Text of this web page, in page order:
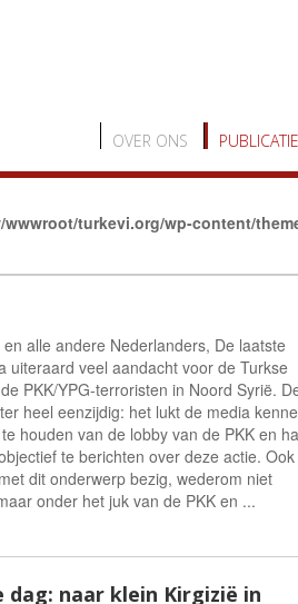
OVER ONS
wwwroot/turkevi.org/wp-content/
alle andere Nederlanders, De laatste
uiteraard veel aandacht voor de Turkse
PKK/YPG-terroristen in Noord Syrië.
heel eenzijdig: het lukt de media
houden van de lobby van de PKK en
te berichten over deze actie. Ook
dit onderwerp bezig, wederom niet
onder het juk van de PKK en ...
dag: naar klein Kirgizië in